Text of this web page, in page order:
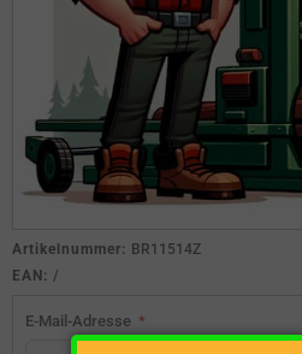
Artikelnummer: BR11514Z
EAN: /
E-Mail-Adresse